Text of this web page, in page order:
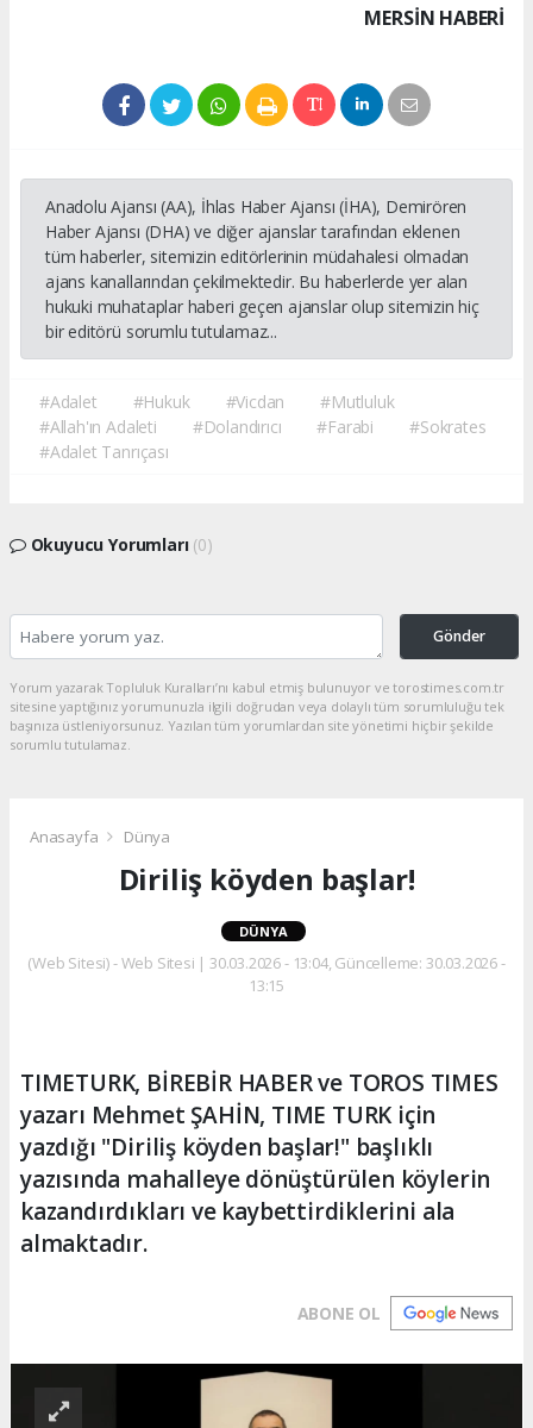
MERSIN HABERİ
Anadolu Ajansı (AA), İhlas Haber Ajansı (İHA), Demirören
Haber Ajansı (DHA) ve diğer ajanslar tarafından eklenen
tüm haberler, sitemizin editörlerinin müdahalesi olmadan
ajans kanallarından çekilmektedir. Bu haberlerde yer alan
hukuki muhataplar haberi geçen ajanslar olup sitemizin hiç
bir editörü sorumlu tutulamaz...
#Adalet #Hukuk #Vicdan
#Mutluluk
#Allah'ın Adaleti
#Dolandırıcı #Farabi
#Sokrates
#Adalet Tanrıçası
Okuyucu Yorumları (0)
Gönder
Yorum yazarak Topluluk Kuralları’nı kabul etmiş bulunuyor ve torostimes.com.tr
sitesine yaptığınız yorumunuzla ilgili doğrudan veya dolaylı tüm sorumluluğu tek
başınıza üstleniyorsunuz. Yazılan tüm yorumlardan site yönetimi hiçbir şekilde
sorumlu tutulamaz.
Anasayfa Dünya
Diriliş köyden başlar!
DÜNYA
(Web Sitesi) - Web Sitesi | 30.03.2026 - 13:04, Güncelleme: 30.03.2026 -
13:15
TIMETURK, BİREBİR HABER ve TOROS TIMES
yazarı Mehmet ŞAHİN, TIME TURK için
yazdığı "Diriliş köyden başlar!" başlıklı
yazısında mahalleye dönüştürülen köylerin
kazandırdıkları ve kaybettirdiklerini ala
almaktadır.
ABONE OL